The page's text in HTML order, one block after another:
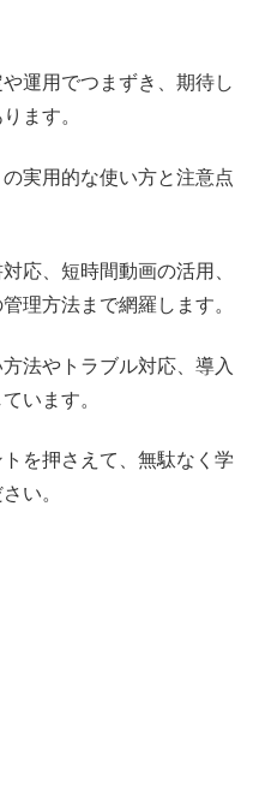
運用でつまずき、期待し
ます。
実用的な使い方と注意点
応、短時間動画の活用、
理方法まで網羅します。
法やトラブル対応、導入
います。
を押さえて、無駄なく学
い。